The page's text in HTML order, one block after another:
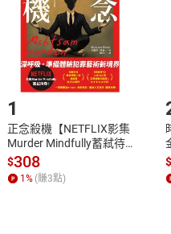
請注意，樂天市場須以
購書後，如何開始
Step1.選擇閱讀
1
正念殺機【NETFLIX影集
Murder Mindfully蓄弒待
發】【電子書】
$308
1 % (賺3點)
$